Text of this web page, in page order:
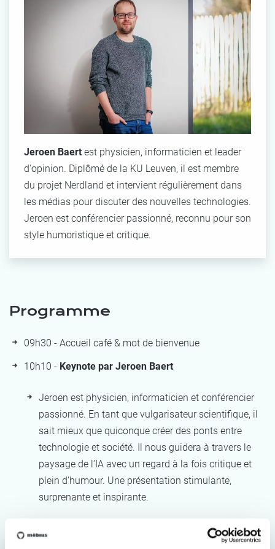
Jeroen Baert est physicien, informaticien et leader
d'opinion. Diplômé de la KU Leuven, il est membre
du projet Nerdland et intervient régulièrement dans
les médias pour discuter des nouvelles technologies.
Jeroen est conférencier passionné, reconnu pour son
style humoristique et critique.
Programme
09h30 - Accueil café & mot de bienvenue
10h10 - Keynote par Jeroen Baert
Jeroen est physicien, informaticien et conférencier
passionné. En tant que vulgarisateur scientifique, il
sait mieux que quiconque créer des ponts entre
technologie et société. Il nous guidera à travers le
paysage de l’IA avec un regard à la fois critique et
plein d’humour. Une présentation stimulante,
surprenante et inspirante.
11h10 - Visite de l'exposition IA à Technopolis